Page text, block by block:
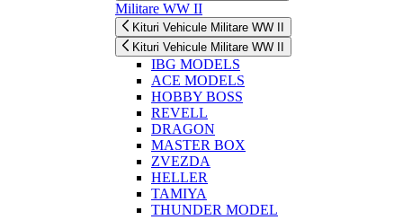
Militare WW II
Kituri Vehicule Militare WW II
Kituri Vehicule Militare WW II
IBG MODELS
ACE MODELS
HOBBY BOSS
REVELL
DRAGON
MASTER BOX
ZVEZDA
HELLER
TAMIYA
THUNDER MODEL